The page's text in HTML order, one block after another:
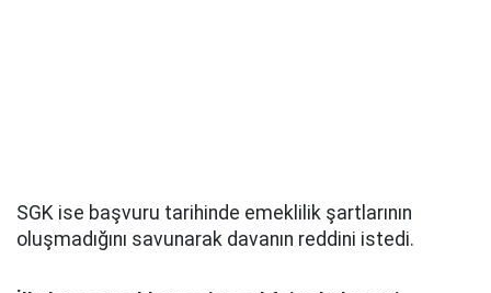
SGK ise başvuru tarihinde emeklilik şartlarının
oluşmadığını savunarak davanın reddini istedi.